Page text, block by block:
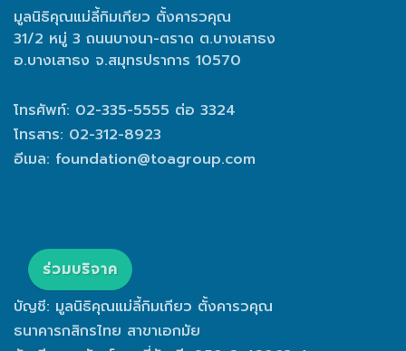
มูลนิธิคุณแม่ลี้กิมเกียว ตั้งคารวคุณ
31/2 หมู่ 3 ถนนบางนา-ตราด ต.บางเสาธง
อ.บางเสาธง จ.สมุทรปราการ 10570
โทรศัพท์: 02-335-5555 ต่อ 3324
โทรสาร: 02-312-8923
อีเมล: foundation@toagroup.com
ร่วมบริจาค
บัญชี: มูลนิธิคุณแม่ลี้กิมเกียว ตั้งคารวคุณ
ธนาคารกสิกรไทย สาขาเอกมัย